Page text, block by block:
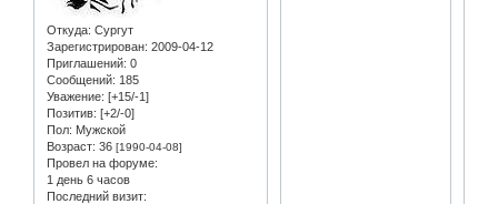
Откуда: Сургут
Зарегистрирован: 2009-04-12
Приглашений: 0
Сообщений: 185
Уважение: [+15/-1]
Позитив: [+2/-0]
Пол: Мужской
Возраст: 36 [1990-04-08]
Провел на форуме:
1 день 6 часов
Последний визит: